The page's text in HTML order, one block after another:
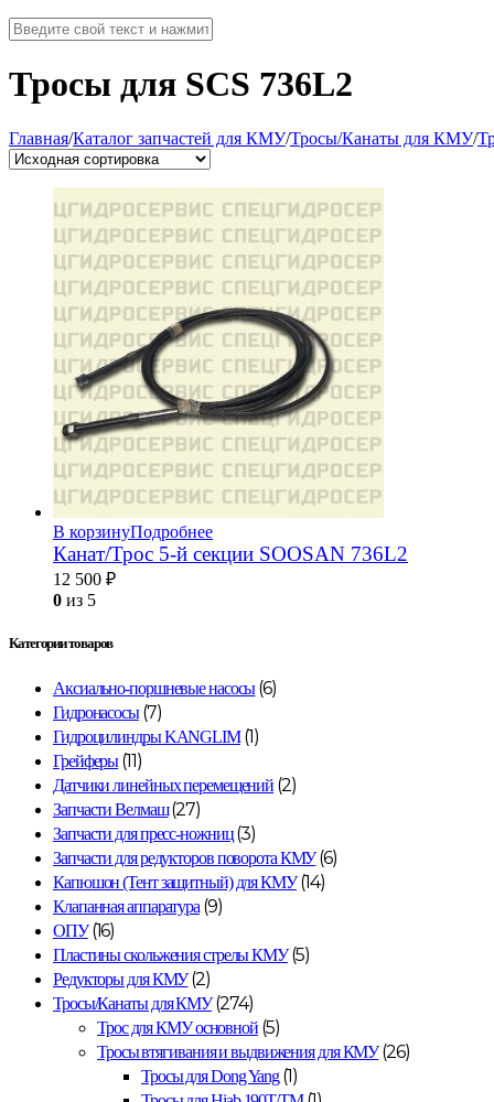
Тросы для SCS 736L2
Главная/Каталог запчастей для КМУ/Тросы/Канаты для КМУ/
В корзинуПодробнее
Канат/Трос 5-й секции SOOSAN 736L2
12 500 ₽
0 из 5
Категории товаров
Аксиально-поршневые насосы (6)
Гидронасосы (7)
Гидроцилиндры KANGLIM (1)
Грейферы (11)
Датчики линейных перемещений (2)
Запчасти Велмаш (27)
Запчасти для пресс-ножниц (3)
Запчасти для редукторов поворота КМУ (6)
Капюшон (Тент защитный) для КМУ (14)
Клапанная аппаратура (9)
ОПУ (16)
Пластины скольжения стрелы КМУ (5)
Редукторы для КМУ (2)
Тросы/Канаты для КМУ (274)
Трос для КМУ основной (5)
Тросы втягивания и выдвижения для КМУ (26)
Тросы для Dong Yang (1)